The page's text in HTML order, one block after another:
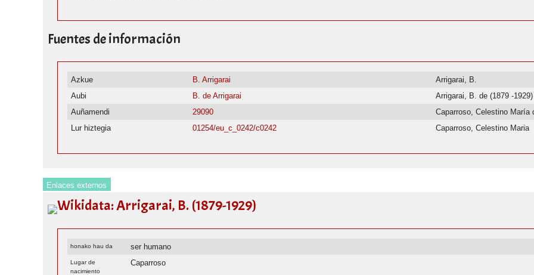
Fuentes de información
Azkue B. Arrigarai
Arrigarai, B.
Aubi
B. de Arrigarai
Arrigarai, B. de (1879 -1929)
Auñamendi
29090
Caparroso, Celestino María
Lur hiztegia
01254/eu_c_0242/c0242 Caparroso, Celestino Maria
Enlaces externos
Wikidata: Arrigarai, B. (1879-1929)
honako hau da ser humano
Lugar de
nacimiento
Caparroso